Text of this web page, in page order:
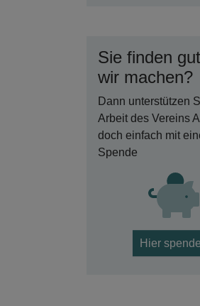
Sie finden
wir machen?
Dann unterstützen
Arbeit des Vereins
doch einfach mit
Spende
Hier